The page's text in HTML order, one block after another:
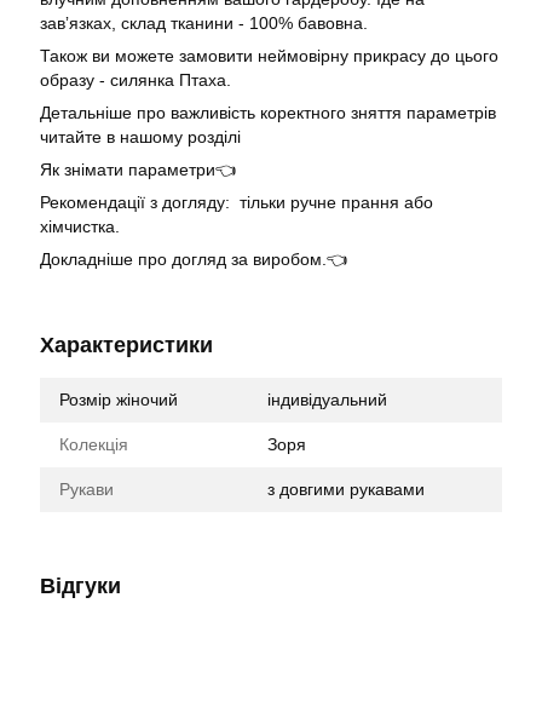
завʼязках, склад тканини - 100% бавовна.
Також ви можете замовити неймовірну прикрасу до цього
образу - силянка Птаха
Детальніше про важливість коректного зняття параметрів
читайте в нашому розділі
Як знімати параметри👈
Рекомендації з догляду: тільки ручне прання або
хімчистка.
Докладніше про догляд за виробом.👈
Характеристики
Розмір жіночий індивідуальний
Колекція Зоря
Рукави з довгими рукавами
Відгуки